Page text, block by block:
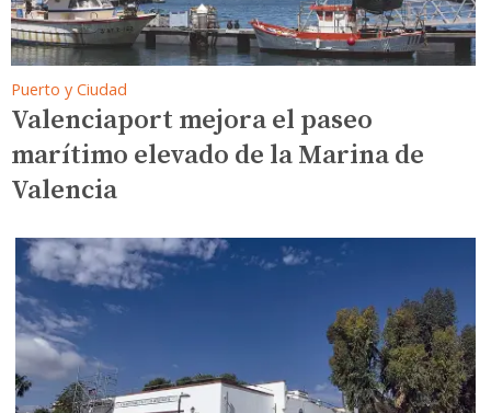
Puerto y Ciudad
La Autoridad Portuaria de
Alicante presenta la Travesía
Uniendo Faros
Puerto y Ciudad
Valenciaport mejora el paseo
marítimo elevado de la Marina de
Valencia